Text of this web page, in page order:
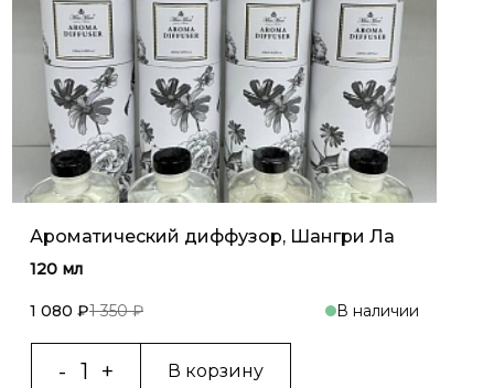
Ароматический диффузор, Шангри Ла
120 мл
1 080 ₽1 350 ₽ В наличии
В корзину